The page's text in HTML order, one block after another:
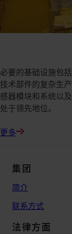
必要的基础设施包
技术部件的复杂生
感器模块和系统以
处于领先地位。
更多
集团
简介
联系方式
法律方面